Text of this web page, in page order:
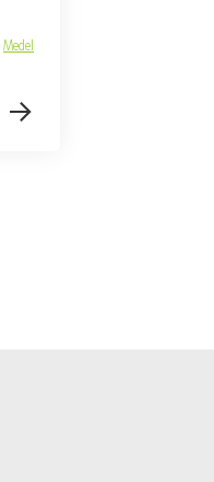
Medel